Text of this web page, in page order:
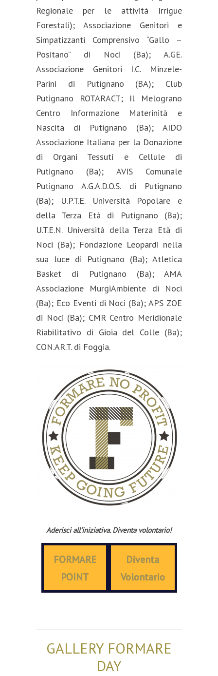
Regionale per le attività Irrigue
Forestali); Associazione Genitori e
Simpatizzanti Comprensivo “Gallo –
Positano” di Noci (Ba); A.GE.
Associazione Genitori I.C. Minzele-
Parini di Putignano (BA); Club
Putignano ROTARACT; Il Melograno
Centro Informazione Materinità e
Nascita di Putignano (Ba); AIDO
Associazione Italiana per la Donazione
di Organi Tessuti e Cellule di
Putignano (Ba); AVIS Comunale
Putignano A.G.A.D.O.S. di Putignano
(Ba); U.P.T.E. Università Popolare e
della Terza Età di Putignano (Ba);
U.T.E.N. Università della Terza Età di
Noci (Ba); Fondazione Leopardi nella
sua luce di Putignano (Ba); Atletica
Basket di Putignano (Ba); AMA
Associazione MurgiAmbiente di Noci
(Ba); Eco Eventi di Noci (Ba); APS ZOE
di Noci (Ba); CMR Centro Meridionale
Riabilitativo di Gioia del Colle (Ba);
CON.AR.T. di Foggia.
Aderisci all’iniziativa.Diventa volontario!
FORMARE
POINT
Diventa
Volontario
GALLERY FORMARE
DAY